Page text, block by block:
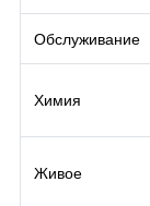
Обслуживание
Химия
Живое